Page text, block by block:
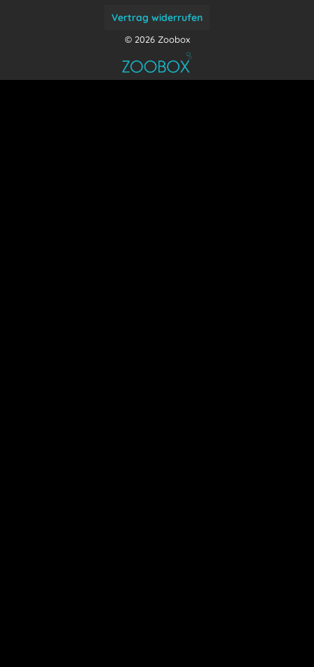
Vertrag widerrufen
© 2026 Zoobox